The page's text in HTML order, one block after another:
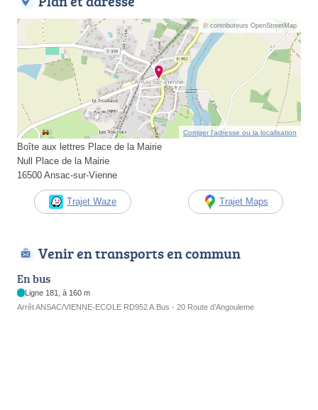
© contributeurs OpenStreetMap
Corriger l’adresse ou la localisation
Boîte aux lettres Place de la Mairie
Null Place de la Mairie
16500 Ansac-sur-Vienne
Trajet Waze Trajet Maps
Venir en transports en commun
En bus
Ligne 181, à 160 m
Arrêt ANSAC/VIENNE-ECOLE RD952 A.Bus - 20 Route d’Angouleme